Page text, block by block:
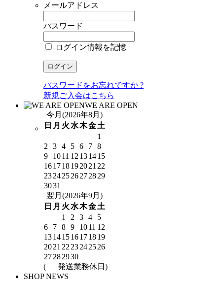
メールアドレス
パスワード
ログイン情報を記憶
パスワードをお忘れですか ?
新規ご入会はこちら
WE ARE OPEN
今月(2026年8月)
日 月 火 水木金土
1
2
3 4 5 6 7 8
9
1011 12 131415
161718192021 22
23242526272829
3031
翌月(2026年9月)
日 月 火 水木金土
1
2 3 4
5
6
7 8 9 1011 12
13141516171819
2021 22 23242526
27282930
(
発送業務休日)
SHOP NEWS